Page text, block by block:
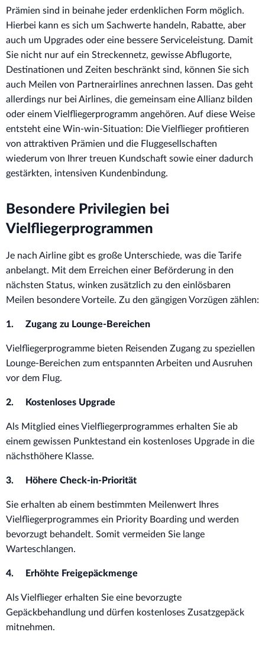
Prämien sind in beinahe jeder erdenklichen Form möglich.
Hierbei kann es sich um Sachwerte handeln, Rabatte, aber
auch um Upgrades oder eine bessere Serviceleistung. Damit
Sie nicht nur auf ein Streckennetz, gewisse Abflugorte,
Destinationen und Zeiten beschränkt sind, können Sie sich
auch Meilen von Partnerairlines anrechnen lassen. Das geht
allerdings nur bei Airlines, die gemeinsam eine Allianz bilden
oder einem Vielfliegerprogramm angehören. Auf diese Weise
entsteht eine Win-win-Situation: Die Vielflieger profitieren
von attraktiven Prämien und die Fluggesellschaften
wiederum von Ihrer treuen Kundschaft sowie einer dadurch
gestärkten, intensiven Kundenbindung.
Besondere Privilegien bei
Vielfliegerprogrammen
Je nach Airline gibt es große Unterschiede, was die Tarife
anbelangt. Mit dem Erreichen einer Beförderung in den
nächsten Status, winken zusätzlich zu den einlösbaren
Meilen besondere Vorteile. Zu den gängigen Vorzügen zählen:
1. Zugang zu Lounge-Bereichen
Vielfliegerprogramme bieten Reisenden Zugang zu speziellen
Lounge-Bereichen zum entspannten Arbeiten und Ausruhen
vor dem Flug.
2. Kostenloses Upgrade
Als Mitglied eines Vielfliegerprogrammes erhalten Sie ab
einem gewissen Punktestand ein kostenloses Upgrade in die
nächsthöhere Klasse.
3. Höhere Check-in-Priorität
Sie erhalten ab einem bestimmten Meilenwert Ihres
Vielfliegerprogrammes ein Priority Boarding und werden
bevorzugt behandelt. Somit vermeiden Sie lange
Warteschlangen.
4. Erhöhte Freigepäckmenge
Als Vielflieger erhalten Sie eine bevorzugte
Gepäckbehandlung und dürfen kostenloses Zusatzgepäck
mitnehmen.